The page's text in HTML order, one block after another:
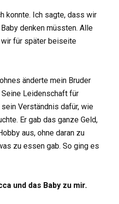
konnte. Ich sagte, dass wir
denken müssten. Alle
für später beiseite
änderte mein Bruder
Leidenschaft für
Verständnis dafür, wie
Er gab das ganze Geld,
aus, ohne daran zu
zu essen gab. So ging es
und das Baby zu mir.